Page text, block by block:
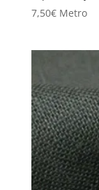
7,50€ Metro